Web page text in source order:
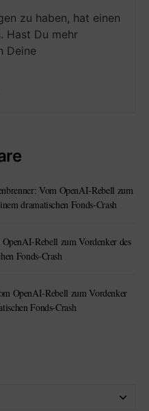
zu haben, hat einen
Hast Du mehr
Deine
Vom OpenAI-Rebell zum
dramatischen Fonds-Crash
Rebell zum Vordenker des
Fonds-Crash
OpenAI-Rebell zum Vordenker
Fonds-Crash